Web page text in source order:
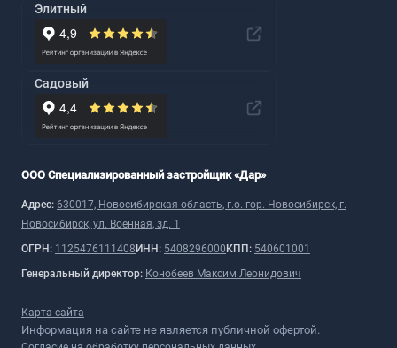
Элитный
Садовый
ООО Специализированный застройщик «Дар»
Адрес: 630017, Новосибирская область, г.о. гор. Новосибирск, г.
Новосибирск, ул. Военная, зд. 1
ОГРН: 1125476111408 ИНН: 5408296000 КПП: 540601001
Генеральный директор: Конобеев Максим Леонидович
Карта сайта
Информация на сайте не является публичной офертой.